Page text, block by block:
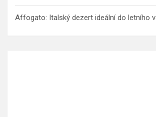
Affogato: Italský dezert ideální do letního